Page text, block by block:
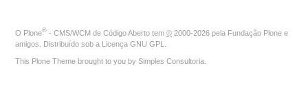
O Plone® - CMS/WCM de Código Aberto tem © 2000-2026 pela Fundação Plone e
amigos. Distribuído sob a Licença GNU GPL
This Plone Theme brought to you by Simples Consultoria